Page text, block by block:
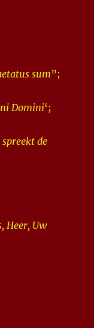
sum”;
Domini‘;
spreekt de
Heer, Uw